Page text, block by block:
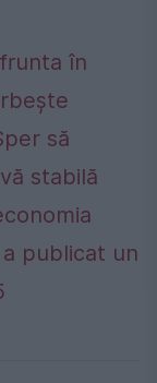
în
să
stabilă
publicat un